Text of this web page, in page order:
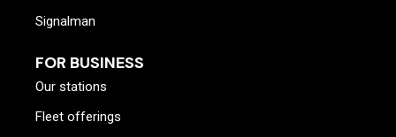
Signalman
FOR BUSINESS
Our stations
Fleet offerings